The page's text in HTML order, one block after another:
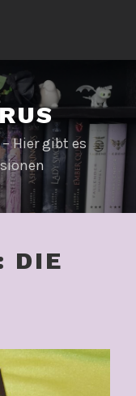
Hier gibt es
DIE